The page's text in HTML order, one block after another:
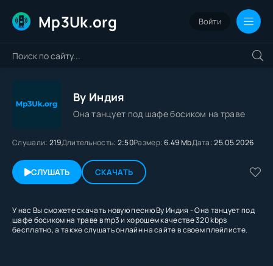
Mp3Uk.org Войти
By Индия
Она танцует под шафе босиком на траве
Слушали: 219Длительность: 2:50Размер: 6.49 MbДата:25.05.2026
СЛУШАТЬ СКАЧАТЬ
У нас Вы сможете скачать новую песню By Индия - Она танцует под
шафе босиком на траве в mp3 и хорошем качестве 320 kbps
бесплатно, а также слушать онлайн на сайте в своем плейлисте.